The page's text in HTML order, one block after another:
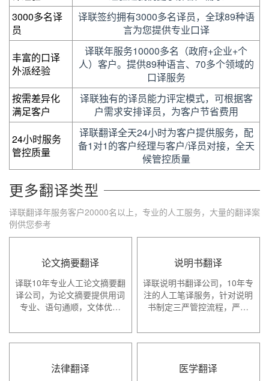
3000多名译
员
译联签约拥有3000多名译员，全球89种语
言为您提供专业口译
丰富的口译
外派经验
译联年服务10000多名（政府+企业+个
人）客户。提供89种语言、70多个领域的
口译服务
按需差异化
满足客户
译联独有的译员能力评定模式，可根据客
户需求安排译员，为客户节省费用
24小时服务
管控质量
译联翻译全天24小时为客户提供服务，配
备1对1的客户经理与客户/译员对接，全天
候管控质量
更多翻译类型
译联翻译年服务客户20000名以上，专业的人工服务，大量的翻译案
例供您参考
论文摘要翻译
译联10年专业人工论文摘要翻
译公司，为论文摘要提供用词
专业、语句通顺，文体优…
说明书翻译
译联说明书翻译公司，10年专
注的人工笔译服务，针对说明
书制定三严管控流程，严…
法律翻译 医学翻译